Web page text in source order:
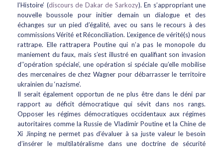
l’Histoire’ (discours de Dakar de Sarkozy). En s’appropriant une
nouvelle boussole pour initier demain un dialogue et des
échanges sur un pied d’égalité, avec ou sans le recours à des
commissions Vérité et Réconciliation. L’exigence de vérité(s) nous
rattrape. Elle rattrapera Poutine qui n’a pas le monopole du
maniement du faux, mais s’est illustré en qualifiant son invasion
d’’opération spéciale’, une opération si spéciale qu’elle mobilise
des mercenaires de chez Wagner pour débarrasser le territoire
ukrainien du ‘nazisme’.
Il serait également opportun de ne plus être dans le déni par
rapport au déficit démocratique qui sévit dans nos rangs.
Opposer les régimes démocratiques occidentaux aux régimes
autoritaires comme la Russie de Vladimir Poutine et la Chine de
Xi Jinping ne permet pas d’évaluer à sa juste valeur le besoin
d’insérer le multilatéralisme dans une doctrine de sécurité